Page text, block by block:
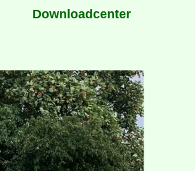
Downloadcenter